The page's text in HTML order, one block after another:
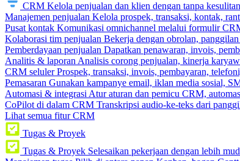
CRM Kelola penjualan dan klien dengan tanpa kesulitan
Manajemen penjualan Kelola prospek, transaksi, kontak,
Pusat kontak Komunikasi omnichannel melalui formulir
Kolaborasi tim penjualan Bekerja dengan obrolan,
Pemberdayaan penjualan Dapatkan penawaran, invois,
Analitis & laporan Analisis corong penjualan, kinerja
CRM seluler Prospek, transaksi, invois, pembayaran,
Pemasaran Gunakan kampanye email, iklan media sosial,
Automasi & integrasi Atur aturan dan pemicu CRM,
CoPilot di dalam CRM Transkripsi audio-ke-teks dari
Lihat semua fitur CRM
Tugas & Proyek
Tugas & Proyek Selesaikan pekerjaan dengan lebih